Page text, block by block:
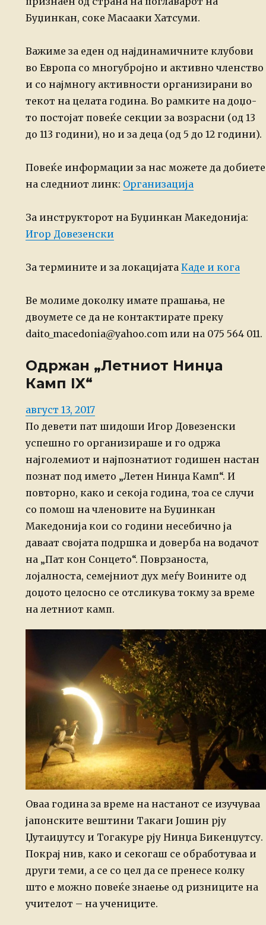
Буџинкан, соке Масааки Хатсуми.
Важиме за еден од најдинамичните клубови
во Европа со многубројно и активно членство
и со најмногу активности организирани во
текот на целата година. Во рамките на доџо-
то постојат повеќе секции за возрасни (од 13
до 113 години), но и за деца (од 5 до 12 години).
Повеќе информации за нас можете да добиете
на следниот линк: Организација
За инструкторот на Буџинкан Македонија:
Игор Довезенски
За термините и за локацијата Каде и кога
Ве молиме доколку имате прашања, не
двоумете се да не контактирате преку
daito_macedonia@yahoo.com или на 075 564 011.
Одржан „Летниот Нинџа
Камп IX“
Posted
on
август 13, 2017
По девети пат шидоши Игор Довезенски
успешно го организираше и го одржа
најголемиот и најпознатиот годишен настан
познат под името „Летен Нинџа Камп“. И
повторно, како и секоја година, тоа се случи
со помош на членовите на Буџинкан
Македонија кои со години несебично ја
даваат својата подршка и доверба на водачот
на „Пат кон Сонцето“. Поврзаноста,
лојалноста, семејниот дух меѓу Воините од
доџото целосно се отсликува токму за време
на летниот камп.
Оваа година за време на настанот се изучуваа
јапонските вештини Такаги Јошин рју
Џутаиџутсу и Тогакуре рју Нинџа Бикенџутсу.
Покрај нив, како и секогаш се обработуваа и
други теми, а се со цел да се пренесе колку
што е можно повеќе знаење од ризниците на
учителот – на учениците.